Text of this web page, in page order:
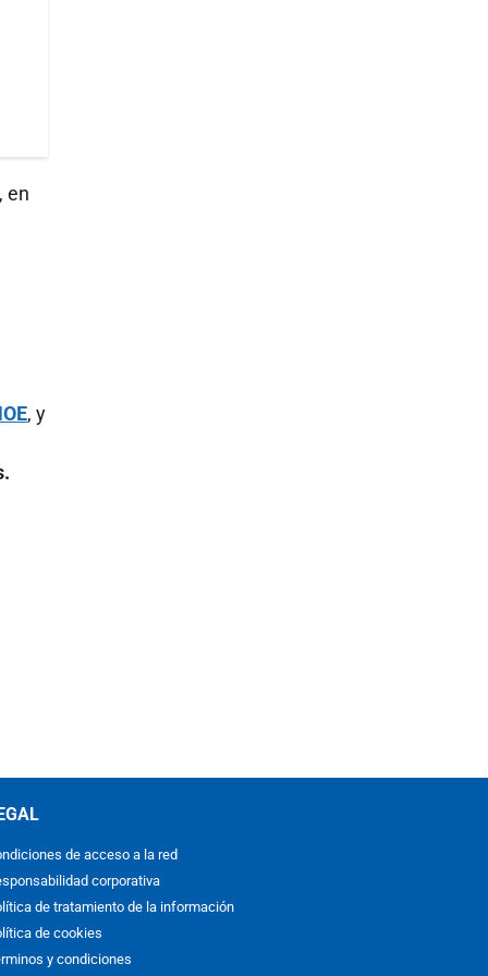
en
, y
de acceso a la red
corporativa
de tratamiento de la información
de cookies
y condiciones